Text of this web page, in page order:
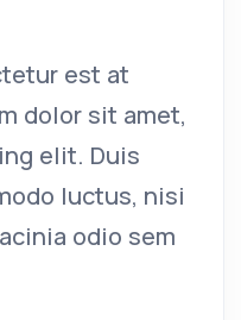
est at
dolor sit amet,
elit. Duis
luctus, nisi
odio sem